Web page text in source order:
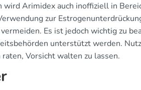
Arimidex auch inoffiziell in
zur
Es ist jedoch wichtig zu
unterstützt werden.
Vorsicht walten zu lassen.